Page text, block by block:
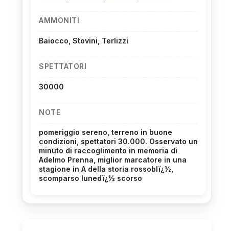
AMMONITI
Baiocco, Stovini, Terlizzi
SPETTATORI
30000
NOTE
pomeriggio sereno, terreno in buone
condizioni, spettatori 30.000. Osservato un
minuto di raccoglimento in memoria di
Adelmo Prenna, miglior marcatore in una
stagione in A della storia rossoblï¿½,
scomparso lunedï¿½ scorso